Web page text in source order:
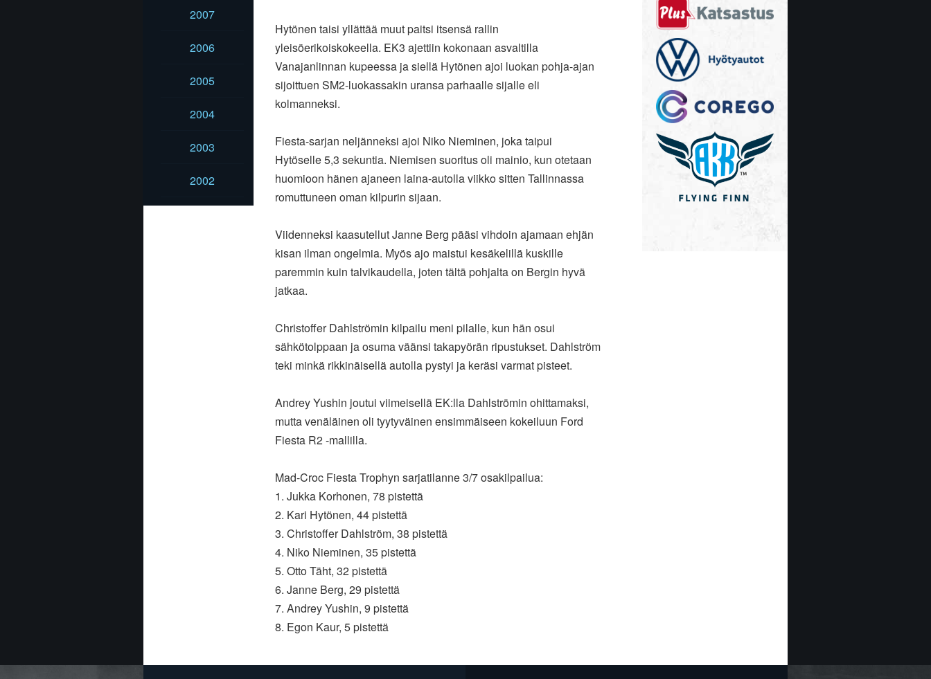
2007
2006
2005
2004
2003
2002
Hytönen taisi yllättää muut paitsi itsensä rallin
yleisöerikoiskokeella. EK3 ajettiin kokonaan asvaltilla
Vanajanlinnan kupeessa ja siellä Hytönen ajoi luokan pohja-ajan
sijoittuen SM2-luokassakin uransa parhaalle sijalle eli
kolmanneksi.
Fiesta-sarjan neljänneksi ajoi Niko Nieminen, joka taipui
Hytöselle 5,3 sekuntia. Niemisen suoritus oli mainio, kun otetaan
huomioon hänen ajaneen laina-autolla viikko sitten Tallinnassa
romuttuneen oman kilpurin sijaan.
Viidenneksi kaasutellut Janne Berg pääsi vihdoin ajamaan ehjän
kisan ilman ongelmia. Myös ajo maistui kesäkelillä kuskille
paremmin kuin talvikaudella, joten tältä pohjalta on Bergin hyvä
jatkaa.
Christoffer Dahlströmin kilpailu meni pilalle, kun hän osui
sähkötolppaan ja osuma väänsi takapyörän ripustukset. Dahlström
teki minkä rikkinäisellä autolla pystyi ja keräsi varmat pisteet.
Andrey Yushin joutui viimeisellä EK:lla Dahlströmin ohittamaksi,
mutta venäläinen oli tyytyväinen ensimmäiseen kokeiluun Ford
Fiesta R2 -mallilla.
Mad-Croc Fiesta Trophyn sarjatilanne 3/7 osakilpailua:
1. Jukka Korhonen, 78 pistettä
2. Kari Hytönen, 44 pistettä
3. Christoffer Dahlström, 38 pistettä
4. Niko Nieminen, 35 pistettä
5. Otto Täht, 32 pistettä
6. Janne Berg, 29 pistettä
7. Andrey Yushin, 9 pistettä
8. Egon Kaur, 5 pistettä